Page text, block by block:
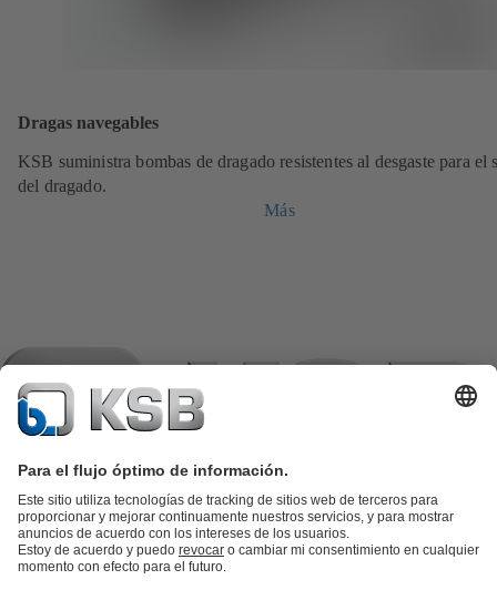
Dragas navegables
KSB suministra bombas de dragado resistentes al desgaste para el
del dragado.
Más
Catálogo de productos